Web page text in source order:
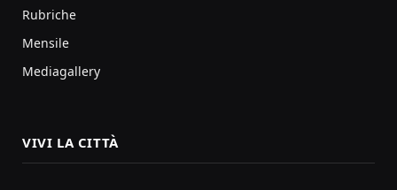
Rubriche
Mensile
Mediagallery
VIVI LA CITTÀ